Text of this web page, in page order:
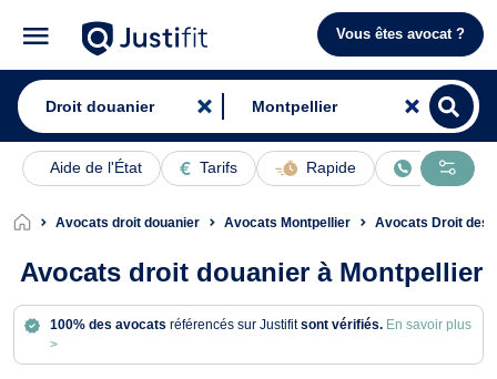
Vous êtes avocat ?
Aide de l'État Tarifs Rapide En ligne
Avocats droit douanier Avocats Montpellier Avocats Droit des
Avocats droit douanier à Montpellier
100% des avocats référencés sur Justifitsont vérifiés. En savoir plus
>